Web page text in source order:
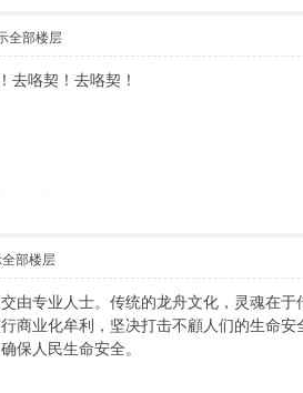
全部楼层
咯契！去咯契！
部楼层
由专业人士。传统的龙舟文化，灵魂在
商业化牟利，坚决打击不顧人们的生命
保人民生命安全。